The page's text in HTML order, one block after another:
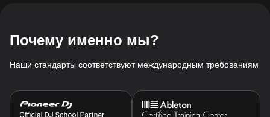
Почему именно мы?
Наши стандарты соответствуют международным требованиям